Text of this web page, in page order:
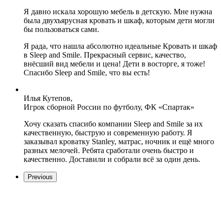
Я давно искала хорошую мебель в детскую. Мне нужна
была двухъярусная кровать и шкаф, которым дети могли
бы пользоваться сами.
Я рада, что нашла абсолютно идеальные Кровать и шкаф
в Sleep and Smile. Прекрасный сервис, качество,
внёсший вид мебели и цена! Дети в восторге, я тоже!
Спасибо Sleep and Smile, что вы есть!
Илья Кутепов,
Игрок сборной России по футболу, ФК «Спартак»
Хочу сказать спасибо компании Sleep and Smile за их
качественную, быструю и современную работу. Я
заказывал кроватку Stanley, матрас, ночник и ещё много
разных мелочей. Ребята сработали очень быстро и
качественно. Доставили и собрали всё за один день.
Previous